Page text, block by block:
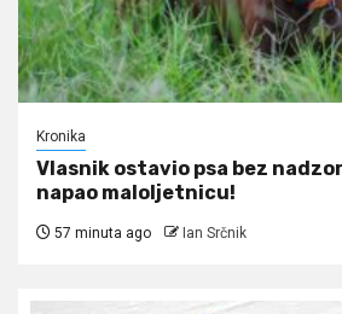
Kronika
Vlasnik ostavio psa bez
napao maloljetnicu!
57 minuta ago Ian Srčnik